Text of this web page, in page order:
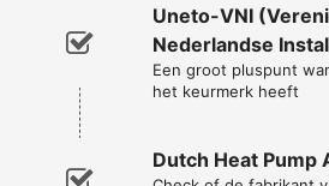
Uneto-VNI
Nederlandse
Een groot pluspunt
het keurmerk heeft
Dutch Heat Pump